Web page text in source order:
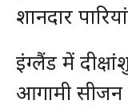
शानदार
इंग्लैंड में
आगामी सीजन